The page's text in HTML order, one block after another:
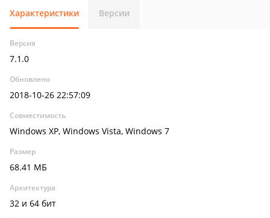
Характеристики Версии
Версия
7.1.0
Обновлено
2018-10-26 22:57:09
Совместимость
Windows XP, Windows Vista, Windows 7
Размер
68.41 МБ
Архитектура
32 и 64 бит